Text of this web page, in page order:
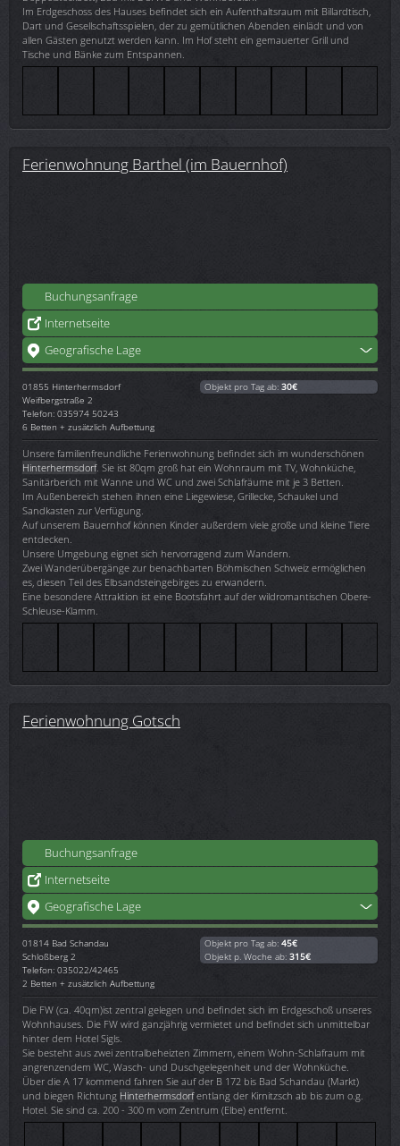
Im Erdgeschoss des Hauses befindet sich ein Aufenthaltsraum mit Billardtisch,
Dart und Gesellschaftsspielen, der zu gemütlichen Abenden einlädt und von
allen Gästen genutzt werden kann. Im Hof steht ein gemauerter Grill und
Tische und Bänke zum Entspannen.
Ferienwohnung Barthel (im Bauernhof)
Buchungsanfrage
Internetseite
Geografische Lage
01855 Hinterhermsdorf
Weifbergstraße 2
Telefon: 035974 50243
6 Betten + zusätzlich Aufbettung
Objekt pro Tag ab: 30€
Unsere familienfreundliche Ferienwohnung befindet sich im wunderschönen
Hinterhermsdorf. Sie ist 80qm groß hat ein Wohnraum mit TV, Wohnküche,
Sanitärberich mit Wanne und WC und zwei Schlafräume mit je 3 Betten.
Im Außenbereich stehen ihnen eine Liegewiese, Grillecke, Schaukel und
Sandkasten zur Verfügung.
Auf unserem Bauernhof können Kinder außerdem viele große und kleine Tiere
entdecken.
Unsere Umgebung eignet sich hervorragend zum Wandern.
Zwei Wanderübergänge zur benachbarten Böhmischen Schweiz ermöglichen
es, diesen Teil des Elbsandsteingebirges zu erwandern.
Eine besondere Attraktion ist eine Bootsfahrt auf der wildromantischen Obere-
Schleuse-Klamm.
Ferienwohnung Gotsch
Buchungsanfrage
Internetseite
Geografische Lage
01814 Bad Schandau
Schloßberg 2
Telefon: 035022/42465
2 Betten + zusätzlich Aufbettung
Objekt pro Tag ab: 45€
Objekt p. Woche ab: 315€
Die FW (ca. 40qm)ist zentral gelegen und befindet sich im Erdgeschoß unseres
Wohnhauses. Die FW wird ganzjährig vermietet und befindet sich unmittelbar
hinter dem Hotel Sigls.
Sie besteht aus zwei zentralbeheizten Zimmern, einem Wohn-Schlafraum mit
angrenzendem WC, Wasch- und Duschgelegenheit und der Wohnküche.
Über die A 17 kommend fahren Sie auf der B 172 bis Bad Schandau (Markt)
und biegen Richtung Hinterhermsdorfentlang der Kirnitzsch ab bis zum o.g.
Hotel. Sie sind ca. 200 - 300 m vom Zentrum (Elbe) entfernt.